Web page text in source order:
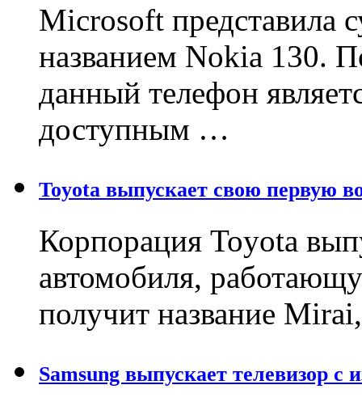
Microsoft представила
названием Nokia 130.
данный телефон
доступным …
Toyota выпускает свою первую
Корпорация Toyota
автомобиля,
получит название
Samsung выпускает телевизор